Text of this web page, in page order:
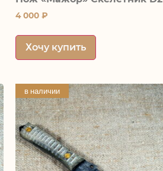
4 000₽
Хочу купить
в наличии